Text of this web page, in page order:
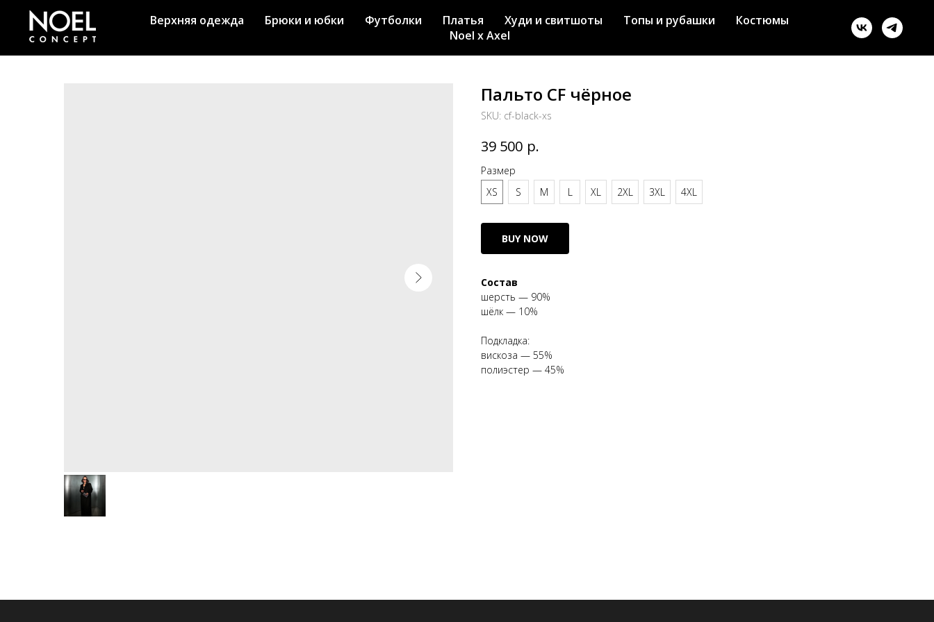
Верхняя одежда Брюки и юбки Футболки Платья Худи и свитшоты Топы и рубашки
Костюмы
Noel x Axel
Пальто CF чёрное
SKU: cf-black-xs
39 500 р.
Размер
XS
S M L XL 2XL 3XL 4XL
BUY NOW
Состав
шерсть — 90%
шёлк — 10%
Подкладка:
вискоза — 55%
полиэстер — 45%